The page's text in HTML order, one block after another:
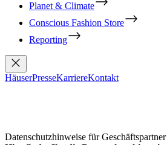
Planet & Climate
Conscious Fashion Store
Reporting
HäuserPresseKarriereKontakt
Datenschutzhinweise für